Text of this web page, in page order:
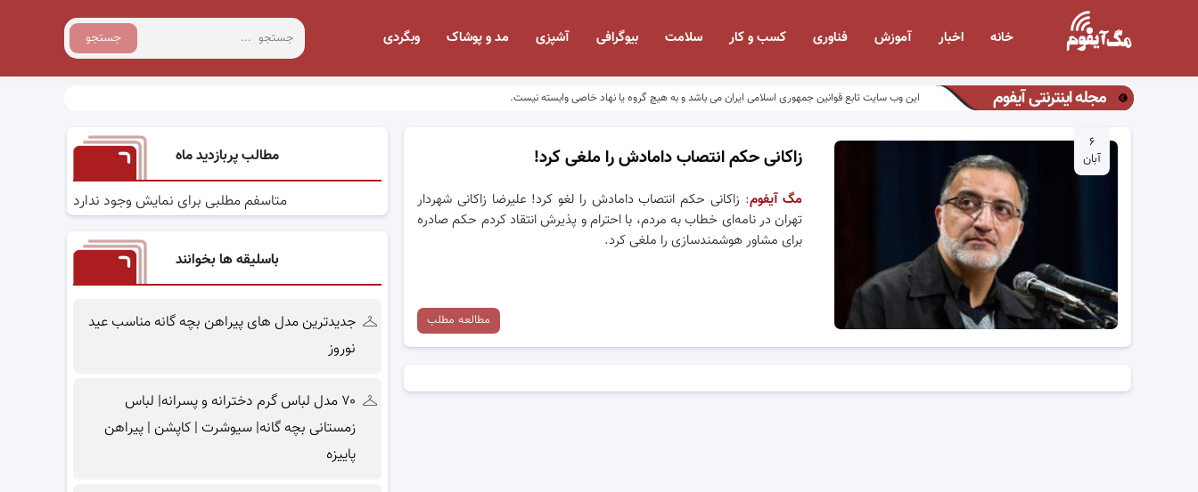
جستجو خانه اخبار آموزش فناوری کسب و کار سلامت بیوگرافی آشپزی مد و پوشاک وبگردی
مجله اینترنتی آیفوم این وب سایت تابع قوانین جمهوری اسلامی ایران می باشد و به هیچ گروه یا نهاد خاصی وابسته نیست.
۶
آبان
زاکانی حکم انتصاب دامادش را ملغی کرد!
مگ آیفوم: زاکانی حکم انتصاب دامادش را لغو کرد! علیرضا زاکانی شهردار
تهران در نامه‌ای خطاب به مردم، با احترام و پذیرش انتقاد کردم حکم صادره
برای مشاور هوشمندسازی را ملغی کرد.
مطالعه مطلب
مطالب پربازدید ماه
متاسفم مطلبی برای نمایش وجود ندارد
باسلیقه ها بخوانند
جدیدترین مدل های پیراهن بچه گانه مناسب عید
نوروز
۷۰ مدل لباس گرم دخترانه و پسرانه| لباس
زمستانی بچه گانه| سیوشرت | کاپشن | پیراهن
پاییزه